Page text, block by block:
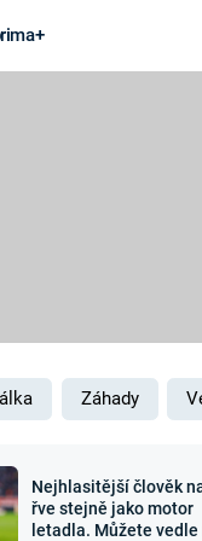
a
Záhady
Nejhlasitější člověk
řve stejně jako motor
letadla. Můžete vedle